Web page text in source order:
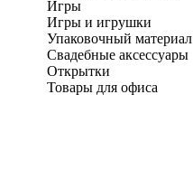
Игры
Игры и игрушки
Упаковочный материал
Свадебные аксессуары
Открытки
Товары для офиса